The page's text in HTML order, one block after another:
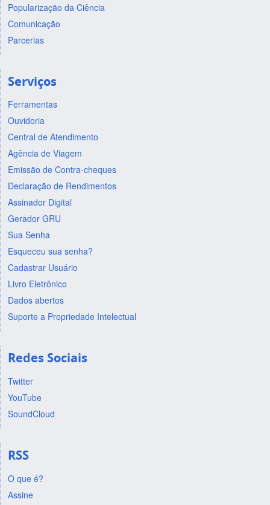
Popularização da Ciência
Comunicação
Parcerias
Serviços
Ferramentas
Ouvidoria
Central de Atendimento
Agência de Viagem
Emissão de Contra-cheques
Declaração de Rendimentos
Assinador Digital
Gerador GRU
Sua Senha
Esqueceu sua senha?
Cadastrar Usuário
Livro Eletrônico
Dados abertos
Suporte a Propriedade Intelectual
Redes Sociais
Twitter
YouTube
SoundCloud
RSS
O que é?
Assine